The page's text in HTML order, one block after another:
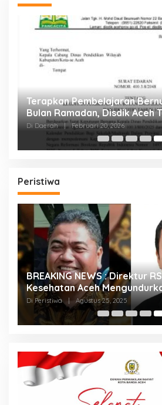
Terapkan Pembelajaran
Bulan Ramadan, Disdik Aceh
Edaran
Di Daerah | Februari 20, 2026
Peristiwa
BREAKING NEWS : Direktur
Kesehatan Aceh
Di Peristiwa Agustus 25, 2025